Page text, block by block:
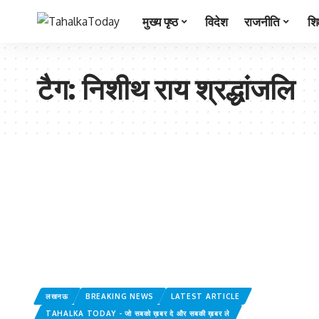
मुख्य पृष्ठ विदेश राजनीति
टैग:निशीथ राय श्रद्धांजलि
लखनऊ BREAKING NEWS
LATEST ARTICLE
TAHALKA TODAY - जो सबको ख़बर दे और सबकी ख़बर ले